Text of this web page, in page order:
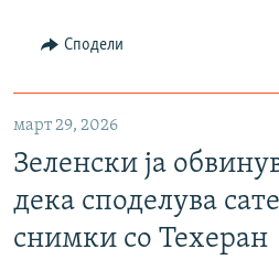
Сподели
март 29, 2026
Зеленски ја
дека споделува
снимки со Техеран